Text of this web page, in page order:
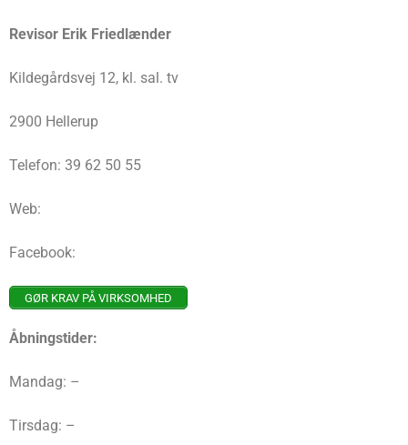
Revisor Erik Friedlænder
Kildegårdsvej 12, kl. sal. tv
2900 Hellerup
Telefon: 39 62 50 55
Web:
Facebook:
GØR KRAV PÅ VIRKSOMHED
Åbningstider:
Mandag: –
Tirsdag: –